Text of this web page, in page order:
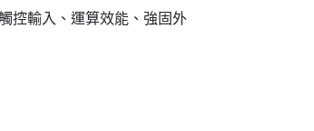
控輸入、運算效能、強固外